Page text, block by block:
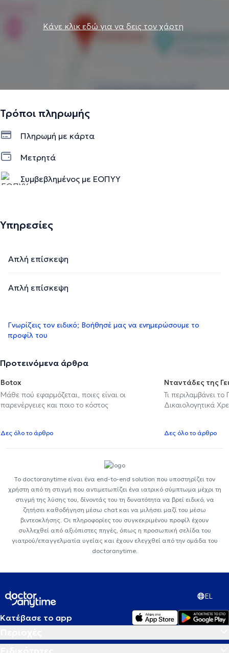
Κάνε κλικ εδώ για να δεις τον χάρτη
Τρόποι πληρωμής
Πληρωμή με κάρτα
Μετρητά
Συμβεβλημένος με ΕΟΠΥΥ
Υπηρεσίες
Απλή επίσκεψη
Απλή επίσκεψη
Γνωρίζεις τον ειδικό; Βοήθησέ μας να ενημερώσουμε το
προφίλ του
Προτεινόμενα άρθρα
Botox
Μάθε πού εφαρμόζεται, ποιες είναι οι
παρενέργειες και ποιο το κόστος
Δες όλο το άρθρο
Νταντάδες της
Τι περιλαμβάνει
Δικαιολογητικά
Δες όλο το άρθρο
Το doctoranytime είναι ένα end-to-end solution που υποστηρίζει τον
χρήστη από τη στιγμή που αντιμετωπίζει ένα ιατρικό σύμπτωμα μέχρι τη
στιγμή της λύσης του, δίνοντάς του τη δυνατότητα να βρεί ειδικό, να
ζητήσει καθοδήγηση μέσω chat και να μιλήσει μαζί του μέσω
βιντεοκλήσης. Οι πληροφορίες του συγκεκριμένου προφίλ έχουν
συλλεχθεί από αξιόπιστες πηγές, όπως η προσωπική σελίδα του
γιατρού/επαγγελματία υγείας και έχουν ελεγχθεί από την ομάδα του
doctoranytime.
EL
Κατέβασε το app